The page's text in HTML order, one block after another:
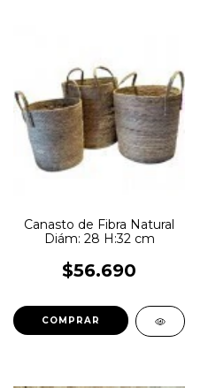
Canasto de Fibra Natural
Diám: 28 H:32 cm
$56.690